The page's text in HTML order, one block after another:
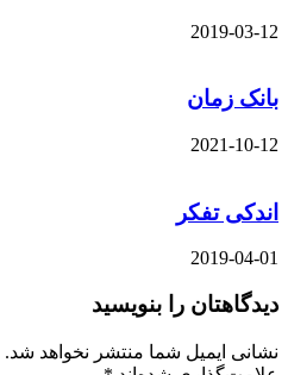
2019-03-12
بانک زمان
2021-10-12
اندکی تفکر
2019-04-01
دیدگاهتان را بنویسید
نشانی ایمیل شما منتشر نخواهد شد.